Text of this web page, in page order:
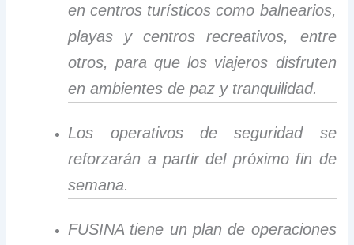
en centros turísticos como balnearios,
playas y centros recreativos, entre
otros, para que los viajeros disfruten
en ambientes de paz y tranquilidad.
Los operativos de seguridad se
reforzarán a partir del próximo fin de
semana.
FUSINA tiene un plan de operaciones